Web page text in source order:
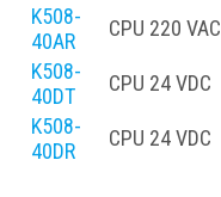
K508-
40AR
CPU 220 VAC
K508-
40DT
CPU 24 VDC
K508-
40DR
CPU 24 VDC